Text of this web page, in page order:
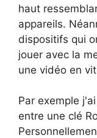
haut
appareils.
dispositifs qui
jouer avec la
une vidéo en
Par exemple
entre une clé